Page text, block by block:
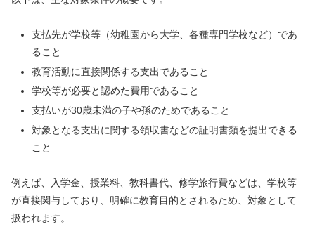
支払先が学校等（幼稚園から大学、各種専門学校など）であ
ること
教育活動に直接関係する支出であること
学校等が必要と認めた費用であること
支払いが30歳未満の子や孫のためであること
対象となる支出に関する領収書などの証明書類を提出できる
こと
例えば、入学金、授業料、教科書代、修学旅行費などは、学校等
が直接関与しており、明確に教育目的とされるため、対象として
扱われます。